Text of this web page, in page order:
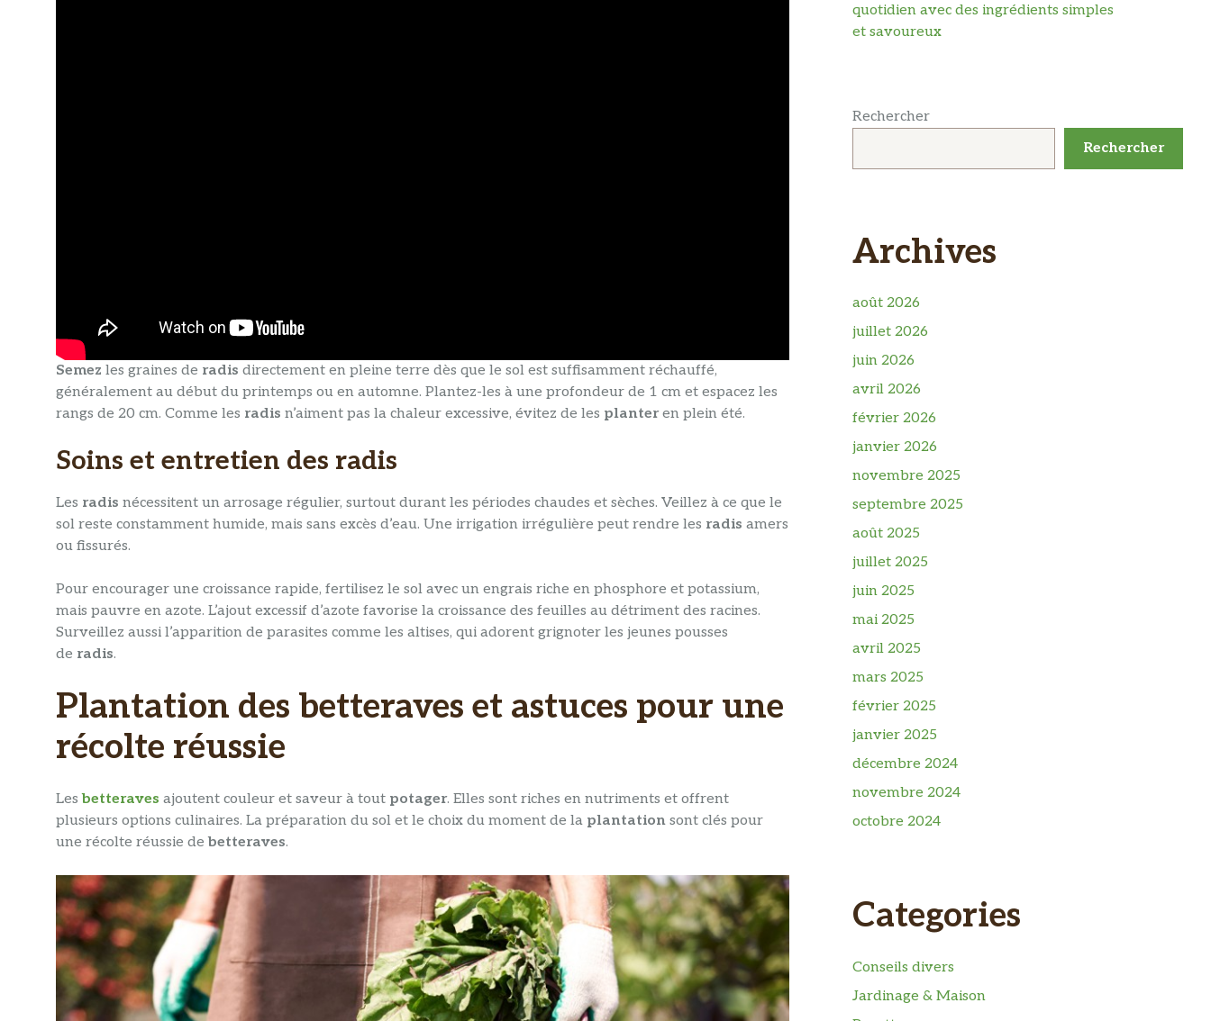
Semez les graines de radis directement en pleine terre dès que le sol est suffisamment réchauffé,
généralement au début du printemps ou en automne. Plantez-les à une profondeur de 1 cm et espacez les
rangs de 20 cm. Comme les radis n’aiment pas la chaleur excessive, évitez de les planteren plein été.
Soins et entretien des radis
Les radis nécessitent un arrosage régulier, surtout durant les périodes chaudes et sèches. Veillez à ce que le
sol reste constamment humide, mais sans excès d’eau. Une irrigation irrégulière peut rendre les radis amers
ou fissurés.
Pour encourager une croissance rapide, fertilisez le sol avec un engrais riche en phosphore et potassium,
mais pauvre en azote. L’ajout excessif d’azote favorise la croissance des feuilles au détriment des racines.
Surveillez aussi l’apparition de parasites comme les altises, qui adorent grignoter les jeunes pousses
de radis.
Plantation des betteraves et astuces pour une
récolte réussie
Lesbetteraves ajoutent couleur et saveur à tout potager. Elles sont riches en nutriments et offrent
plusieurs options culinaires. La préparation du sol et le choix du moment de la plantation sont clés pour
une récolte réussie debetteraves.
quotidien avec des ingrédients simples
et savoureux
Rechercher
Rechercher
Archives
août 2026
juillet 2026
juin 2026
avril 2026
février 2026
janvier 2026
novembre 2025
septembre 2025
août 2025
juillet 2025
juin 2025
mai 2025
avril 2025
mars 2025
février 2025
janvier 2025
décembre 2024
novembre 2024
octobre 2024
Categories
Conseils divers
Jardinage & Maison